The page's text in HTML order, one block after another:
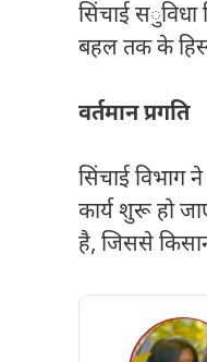
सिंचाई सुविधा
बहल तक के
वर्तमान प्रगति
सिंचाई विभाग
कार्य शुरू हो
है, जिससे